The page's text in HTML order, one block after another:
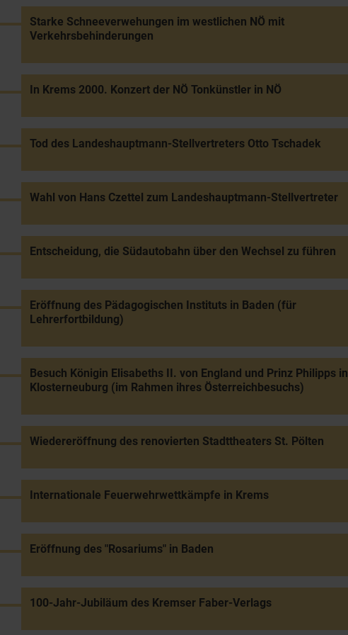
Starke Schneeverwehungen im westlichen NÖ mit
Verkehrsbehinderungen
In Krems 2000. Konzert der NÖ Tonkünstler in NÖ
Tod des Landeshauptmann-Stellvertreters Otto Tschadek
Wahl von Hans Czettel zum Landeshauptmann-Stellvertreter
Entscheidung, die Südautobahn über den Wechsel zu führen
Eröffnung des Pädagogischen Instituts in Baden (für
Lehrerfortbildung)
Besuch Königin Elisabeths II. von England und Prinz Philipps in
Klosterneuburg (im Rahmen ihres Österreichbesuchs)
Wiedereröffnung des renovierten Stadttheaters St. Pölten
Internationale Feuerwehrwettkämpfe in Krems
Eröffnung des "Rosariums" in Baden
100-Jahr-Jubiläum des Kremser Faber-Verlags